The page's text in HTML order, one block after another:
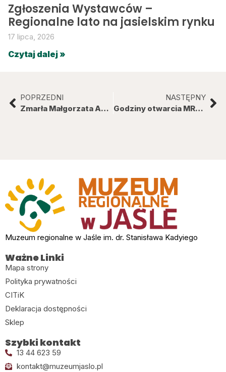
Zgłoszenia Wystawców –
Regionalne lato na jasielskim rynku
17 lipca, 2026
Czytaj dalej »
POPRZEDNI
Zmarła Małgorzata Adamska-Chmiel zastępca Burmistrza Miasta Jasła
NASTĘPNY
Godziny otwarcia MRJ w nadchodzącym tygodniu.
Muzeum regionalne w Jaśle im. dr. Stanisława Kadyiego
Ważne Linki
Mapa strony
Polityka prywatności
CITiK
Deklaracja dostępności
Sklep
Szybki kontakt
13 44 623 59
kontakt@muzeumjaslo.pl